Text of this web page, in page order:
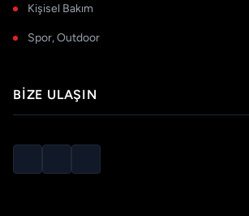
Kişisel Bakım
Spor, Outdoor
BIZE ULAŞIN